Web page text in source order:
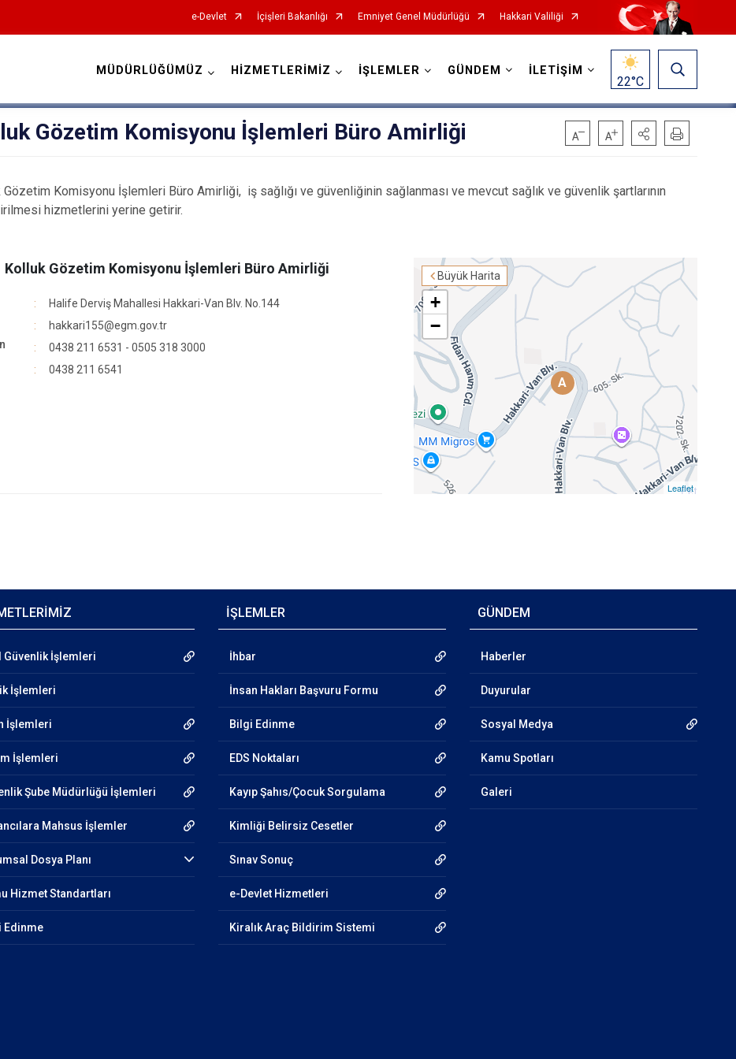
e-Devlet İçişleri Bakanlığı Emniyet Genel Müdürlüğü Hakkari Valiliği
MÜDÜRLÜĞÜMÜZ HİZMETLERİMİZ İŞLEMLER GÜNDEM İLETİŞİM
22°C
Gözetim Komisyonu İşlemleri Büro Amirliği
Gözetim Komisyonu İşlemleri Büro Amirliği, iş sağlığı ve güvenliğinin sağlanması ve mevcut sağlık ve güvenlik şartlarının
hizmetlerini yerine getirir.
Büyük Harita
A
+
−
Leaflet
Kolluk Gözetim Komisyonu İşlemleri Büro Amirliği
Halife Derviş Mahallesi Hakkari-Van Blv. No.144
hakkari155@egm.gov.tr
0438 211 6531 - 0505 318 3000
0438 211 6541
Güvenlik İşlemleri
İşlemleri
İşlemleri
İşlemleri
Şube Müdürlüğü İşlemleri
Mahsus İşlemler
Dosya Planı
Hizmet Standartları
Edinme
İŞLEMLER
İhbar
İnsan Hakları Başvuru Formu
Bilgi Edinme
EDS Noktaları
Kayıp Şahıs/Çocuk Sorgulama
Kimliği Belirsiz Cesetler
Sınav Sonuç
e-Devlet Hizmetleri
Kiralık Araç Bildirim Sistemi
GÜNDEM
Haberler
Duyurular
Sosyal Medya
Kamu Spotları
Galeri